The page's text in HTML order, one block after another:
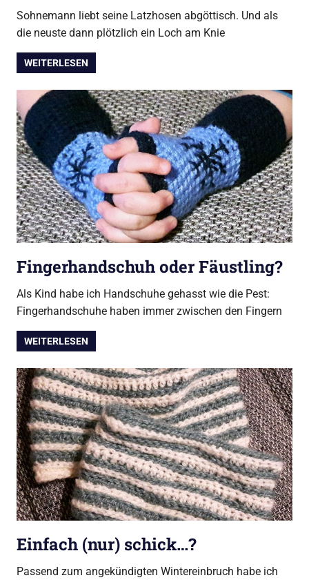
Sohnemann liebt seine Latzhosen abgöttisch. Und als
die neuste dann plötzlich ein Loch am Knie
WEITERLESEN
Fingerhandschuh oder Fäustling?
Als Kind habe ich Handschuhe gehasst wie die Pest:
Fingerhandschuhe haben immer zwischen den Fingern
WEITERLESEN
Einfach (nur) schick…?
Passend zum angekündigten Wintereinbruch habe ich